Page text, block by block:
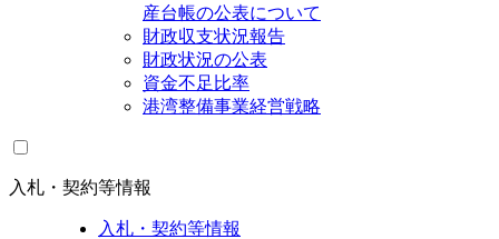
産台帳の公表について
財政収支状況報告
財政状況の公表
資金不足比率
港湾整備事業経営戦略
入札・契約等情報
入札・契約等情報